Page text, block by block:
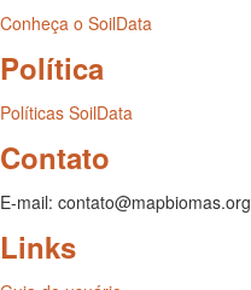
Conheça o SoilData
Política
Políticas SoilData
Contato
E-mail: contato@mapbiomas.org
Links